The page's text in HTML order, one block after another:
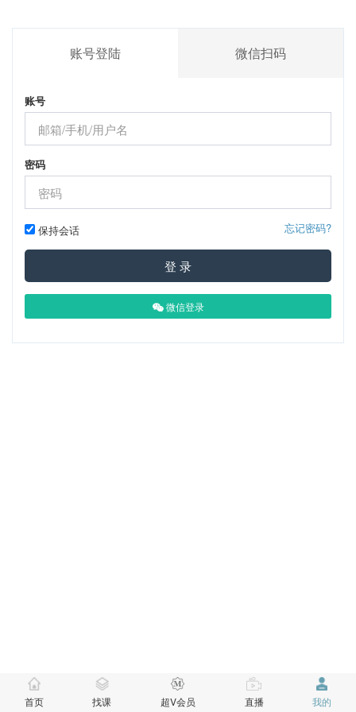
账号登陆 微信扫码
账号
密码
保持会话 忘记密码?
登 录
微信登录
首页 找课 超V会员 直播 我的